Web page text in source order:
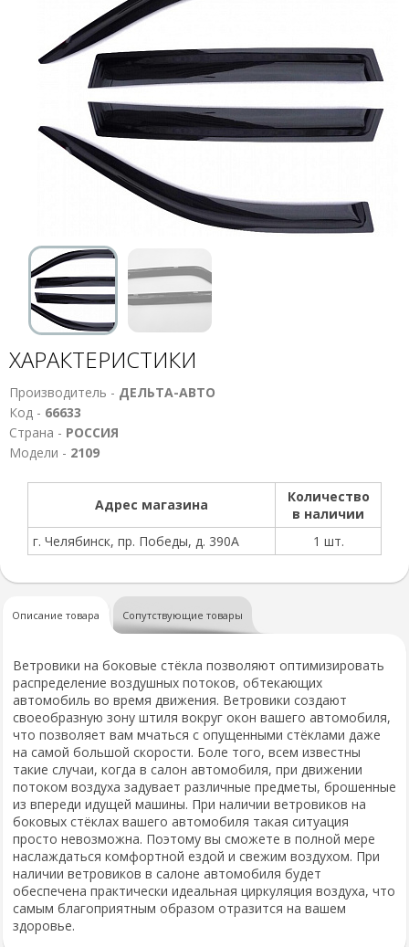
ХАРАКТЕРИСТИКИ
Производитель - ДЕЛЬТА-АВТО
Код - 66633
Страна - РОССИЯ
Модели - 2109
Адрес магазина
Количество
в наличии
г. Челябинск, пр. Победы, д. 390А
1 шт.
Описание товара Сопутствующие товары
Ветровики на боковые стёкла позволяют оптимизировать
распределение воздушных потоков, обтекающих
автомобиль во время движения. Ветровики создают
своеобразную зону штиля вокруг окон вашего автомобиля,
что позволяет вам мчаться с опущенными стёклами даже
на самой большой скорости. Боле того, всем известны
такие случаи, когда в салон автомобиля, при движении
потоком воздуха задувает различные предметы, брошенные
из впереди идущей машины. При наличии ветровиков на
боковых стёклах вашего автомобиля такая ситуация
просто невозможна. Поэтому вы сможете в полной мере
наслаждаться комфортной ездой и свежим воздухом. При
наличии ветровиков в салоне автомобиля будет
обеспечена практически идеальная циркуляция воздуха, что
самым благоприятным образом отразится на вашем
здоровье.